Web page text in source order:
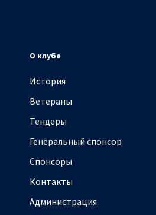
О клубе
История
Ветераны
Тендеры
Генеральный спонсор
Спонсоры
Контакты
Администрация